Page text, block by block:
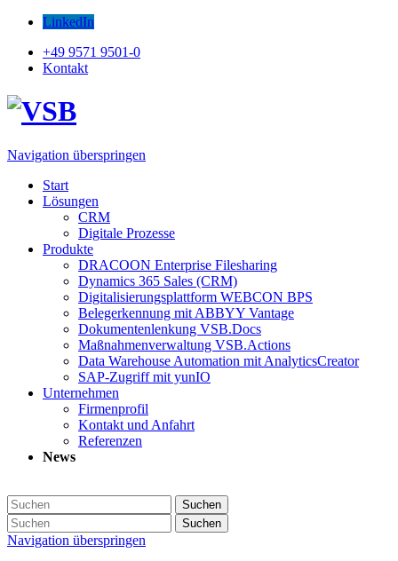
LinkedIn
+49 9571 9501-0
Kontakt
Navigation überspringen
Start
Lösungen
CRM
Digitale Prozesse
Produkte
DRACOON Enterprise Filesharing
Dynamics 365 Sales (CRM)
Digitalisierungsplattform WEBCON BPS
Belegerkennung mit ABBYY Vantage
Dokumentenlenkung VSB.Docs
Maßnahmenverwaltung VSB.Actions
Data Warehouse Automation mit AnalyticsCreator
SAP-Zugriff mit yunIO
Unternehmen
Firmenprofil
Kontakt und Anfahrt
Referenzen
News
Suchen
Suchen
Navigation überspringen